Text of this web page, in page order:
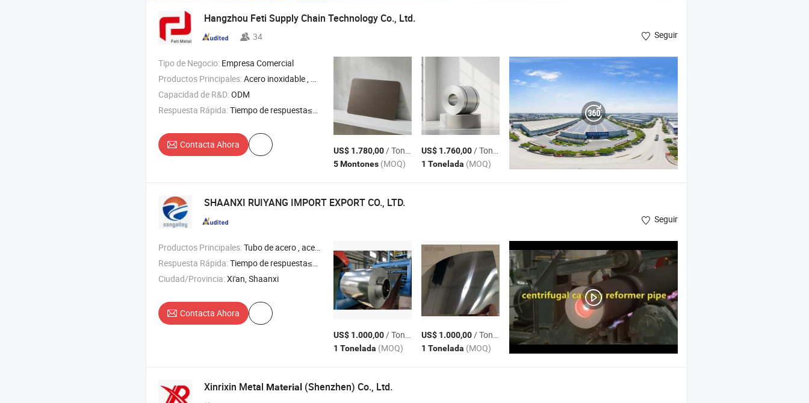
Hangzhou Feti Supply Chain Technology Co., Ltd.
34 Seguir
Tipo de Negocio: Empresa Comercial
Productos Principales:Acero inoxidable , materiales de acero inoxidable
Capacidad de R&D:ODM
Respuesta Rápida:Tiempo de respuesta≤3h
Contacta Ahora
US$ 1.780,00/ Tonelada
5 Montones (MOQ)
US$ 1.760,00/ Tonelada
1 Tonelada (MOQ)
SHAANXI RUIYANG IMPORT EXPORT CO., LTD.
Seguir
Productos Principales:Tubo de acero , acero inoxidable , cable de acero , barra de acero inoxidable , aluminio
Respuesta Rápida:Tiempo de respuesta≤3h
Ciudad/Provincia:Xi'an, Shaanxi
Contacta Ahora
US$ 1.000,00/ Tonelada
1 Tonelada (MOQ)
US$ 1.000,00/ Tonelada
1 Tonelada (MOQ)
Xinrixin Metal Material (Shenzhen) Co., Ltd.